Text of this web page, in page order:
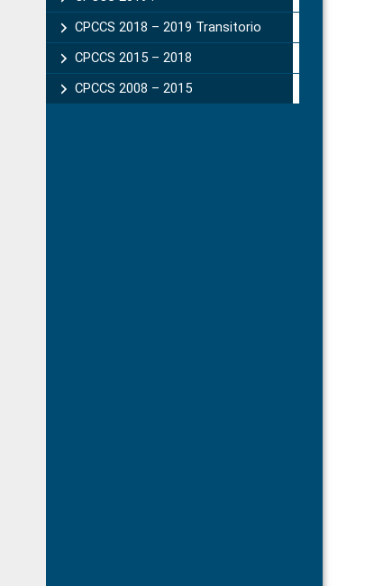
CPCCS 2018 – 2019 Transitorio
CPCCS 2015 – 2018
CPCCS 2008 – 2015